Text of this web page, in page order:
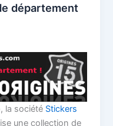
département
la société Stickers
une collection de